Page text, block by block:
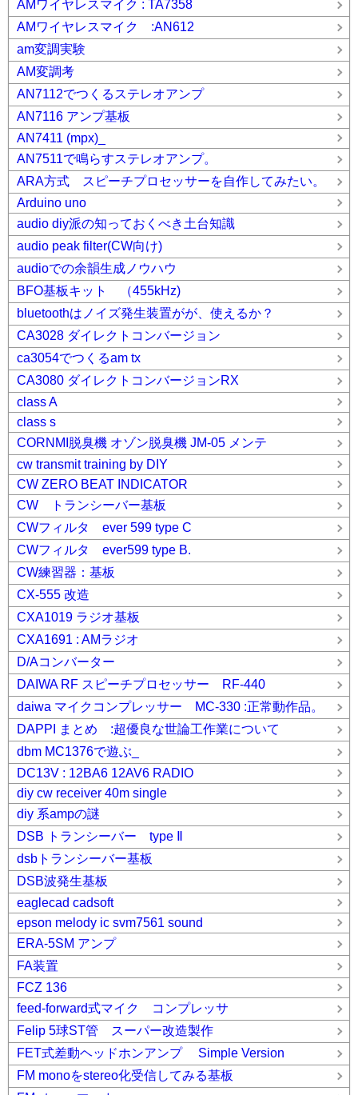
AMワイヤレスマイク : TA7358
AMワイヤレスマイク :AN612
am変調実験
AM変調考
AN7112でつくるステレオアンプ
AN7116 アンプ基板
AN7411 (mpx)_
AN7511で鳴らすステレオアンプ。
ARA方式 スピーチプロセッサーを自作してみたい。
Arduino uno
audio diy派の知っておくべき土台知識
audio peak filter(CW向け)
audioでの余韻生成ノウハウ
BFO基板キット （455kHz)
bluetoothはノイズ発生装置がが、使えるか？
CA3028 ダイレクトコンバージョン
ca3054でつくるam tx
CA3080 ダイレクトコンバージョンRX
class A
class s
CORNMI脱臭機 オゾン脱臭機 JM-05 メンテ
cw transmit training by DIY
CW ZERO BEAT INDICATOR
CW トランシーバー基板
CWフィルタ ever 599 type C
CWフィルタ ever599 type B.
CW練習器：基板
CX-555 改造
CXA1019 ラジオ基板
CXA1691 : AMラジオ
D/Aコンバーター
DAIWA RF スピーチプロセッサー RF-440
daiwa マイクコンプレッサー MC-330 :正常動作品。
DAPPI まとめ :超優良な世論工作業について
dbm MC1376で遊ぶ_
DC13V : 12BA6 12AV6 RADIO
diy cw receiver 40m single
diy 系ampの謎
DSB トランシーバー type Ⅱ
dsbトランシーバー基板
DSB波発生基板
eaglecad cadsoft
epson melody ic svm7561 sound
ERA-5SM アンプ
FA装置
FCZ 136
feed-forward式マイク コンプレッサ
Felip 5球ST管 スーパー改造製作
FET式差動ヘッドホンアンプ Simple Version
FM monoをstereo化受信してみる基板